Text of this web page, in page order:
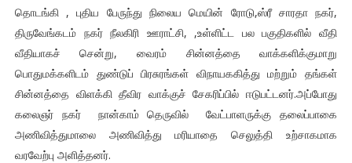
தொடங்கி , புதிய பேருந்து நிலைய மெயின் ரோடு,ஸ்ரீ சாரதா நகர்,
திருவேங்கடம் நகர் நீலகிரி ஊராட்சி, ,உள்ளிட்ட பல பகுதிகளில் வீதி
வீதியாகச் சென்று, வைரம் சின்னத்தை வாக்களிக்குமாறு
பொதுமக்களிடம் துண்டுப் பிரசுரங்கள் விநாயககித்து மற்றும் தங்கள்
சின்னத்தை விளக்கி தீவிர வாக்குச் சேகரிப்பில் ஈடுபட்டனர்.அப்போது
கலைஞர் நகர் நான்காம் தெருவில் வேட்பாளருக்கு தலைப்பாகை
அணிவித்துமாலை அணிவித்து மரியாதை செலுத்தி உற்சாகமாக
வரவேற்பு அளித்தனர்.